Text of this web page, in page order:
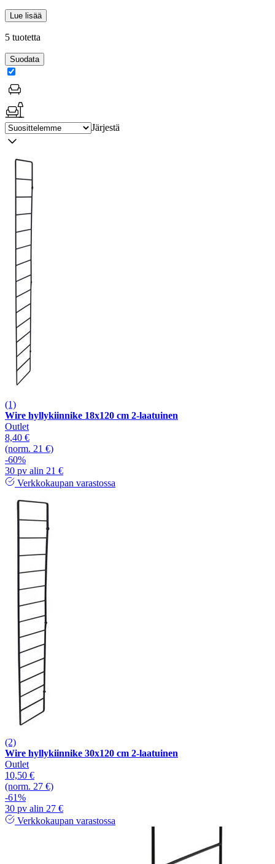
Lue lisää
5 tuotetta
Suodata
Järjestä
(1)
Wire hyllykiinnike 18x120 cm 2-laatuinen
Outlet
8,40 €
(norm. 21 €)
-60%
30 pv alin 21 €
Verkkokaupan varastossa
(2)
Wire hyllykiinnike 30x120 cm 2-laatuinen
Outlet
10,50 €
(norm. 27 €)
-61%
30 pv alin 27 €
Verkkokaupan varastossa